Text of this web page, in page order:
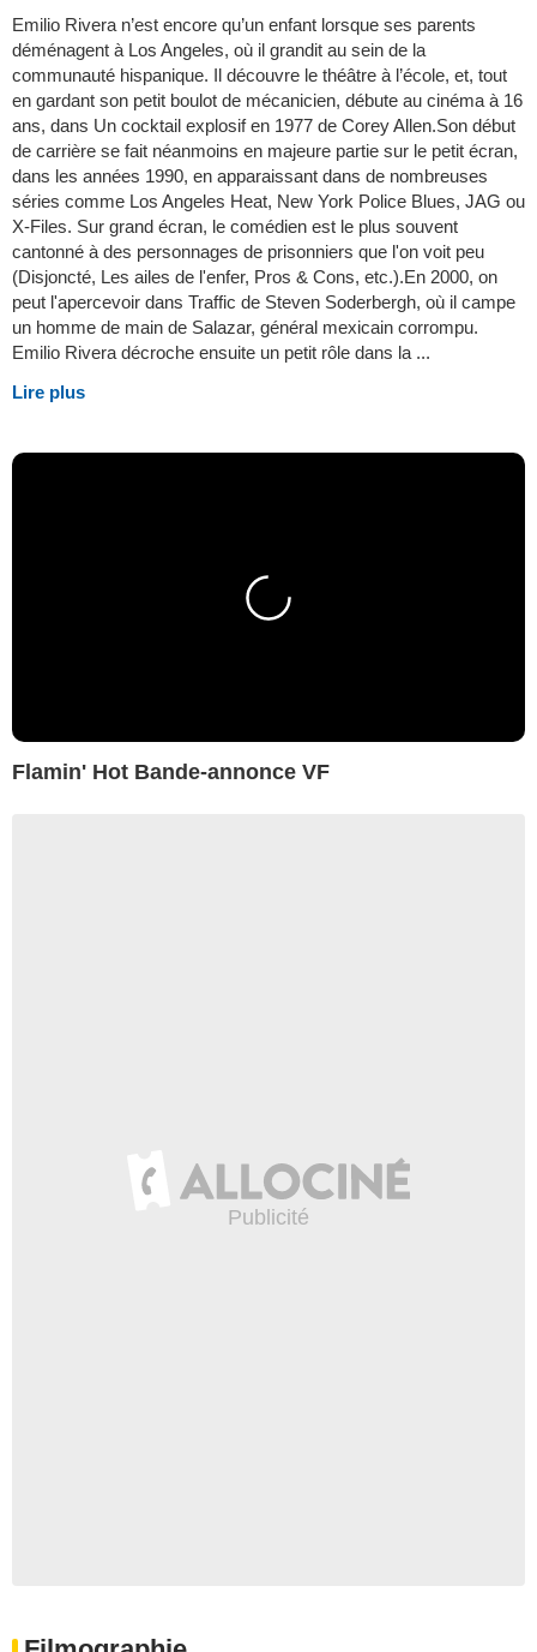
Emilio Rivera n’est encore qu’un enfant lorsque ses parents
déménagent à Los Angeles, où il grandit au sein de la
communauté hispanique. Il découvre le théâtre à l’école, et, tout
en gardant son petit boulot de mécanicien, débute au cinéma à 16
ans, dans Un cocktail explosif en 1977 de Corey Allen.Son début
de carrière se fait néanmoins en majeure partie sur le petit écran,
dans les années 1990, en apparaissant dans de nombreuses
séries comme Los Angeles Heat, New York Police Blues, JAG ou
X-Files. Sur grand écran, le comédien est le plus souvent
cantonné à des personnages de prisonniers que l'on voit peu
(Disjoncté, Les ailes de l'enfer, Pros & Cons, etc.).En 2000, on
peut l'apercevoir dans Traffic de Steven Soderbergh, où il campe
un homme de main de Salazar, général mexicain corrompu.
Emilio Rivera décroche ensuite un petit rôle dans la ...
Lire plus
Flamin' Hot Bande-annonce VF